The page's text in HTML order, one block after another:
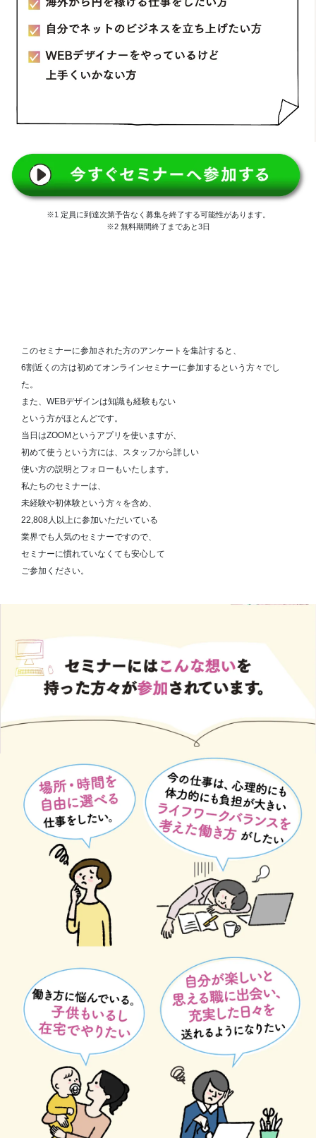
※1 定員に到達次第予告なく募集を終了する可能性があります。
※2 無料期間終了まであと3日
このセミナーに参加された方のアンケートを集計すると、
6割近くの方は初めてオンラインセミナーに参加するという方々でし
た。
また、WEBデザインは知識も経験もない
という方がほとんどです。
当日はZOOMというアプリを使いますが、
初めて使うという方には、スタッフから詳しい
使い方の説明とフォローもいたします。
私たちのセミナーは、
未経験や初体験という方々を含め、
22,808人以上に参加いただいている
業界でも人気のセミナーですので、
セミナーに慣れていなくても安心して
ご参加ください。